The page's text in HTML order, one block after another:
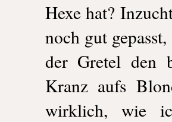
Hexe hat?
noch gut
der Gretel den
Kranz aufs
wirklich, wie